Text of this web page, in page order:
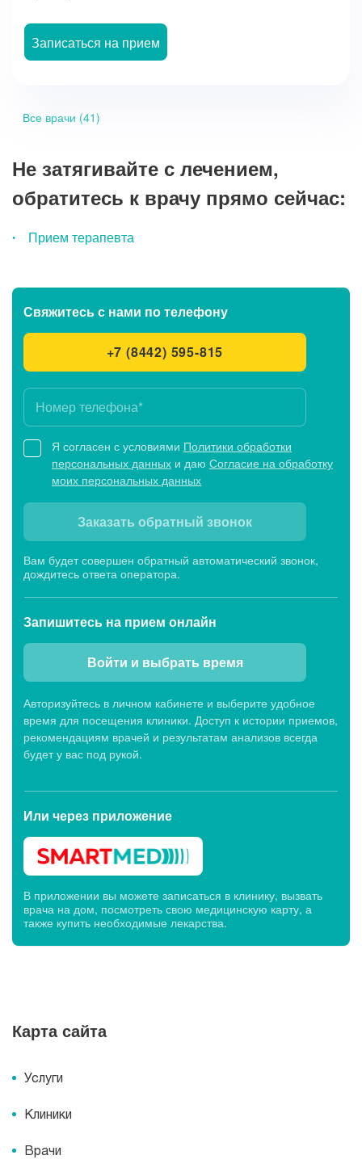
Записаться на прием
Все врачи (41)
Не затягивайте с лечением,
обратитесь к врачу прямо сейчас:
Прием терапевта
Свяжитесь с нами по телефону
+7 (8442) 595-815
Я согласен с условиями Политики обработки
персональных данных и даю Согласие на обработку
моих персональных данных
Заказать обратный звонок
Вам будет совершен обратный автоматический звонок,
дождитесь ответа оператора.
Запишитесь на прием онлайн
Войти и выбрать время
Авторизуйтесь в личном кабинете и выберите удобное
время для посещения клиники. Доступ к истории приемов,
рекомендациям врачей и результатам анализов всегда
будет у вас под рукой.
Или через приложение
В приложении вы можете записаться в клинику, вызвать
врача на дом, посмотреть свою медицинскую карту, а
также купить необходимые лекарства.
Карта сайта
Услуги
Клиники
Врачи